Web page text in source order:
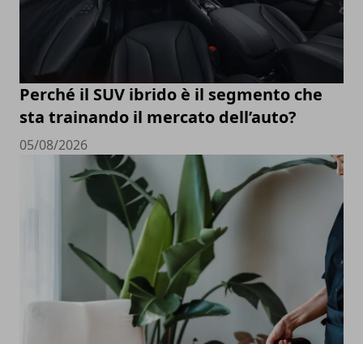
Perché il SUV ibrido è il segmento che
sta trainando il mercato dell’auto?
05/08/2026